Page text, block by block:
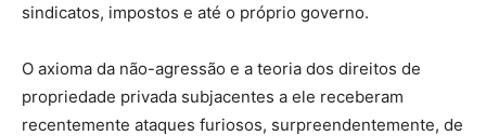
sindicatos, impostos e até o próprio governo.
O axioma da não-agressão e a teoria dos direitos de
propriedade privada subjacentes a ele receberam
recentemente ataques furiosos, surpreendentemente, de